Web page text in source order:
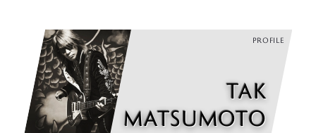
YUKIHIDE “YT” TA
KIYAMA
PROFILE
TAK
MATSUMOTO